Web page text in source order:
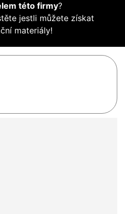
této firmy?
jestli můžete získat
materiály!